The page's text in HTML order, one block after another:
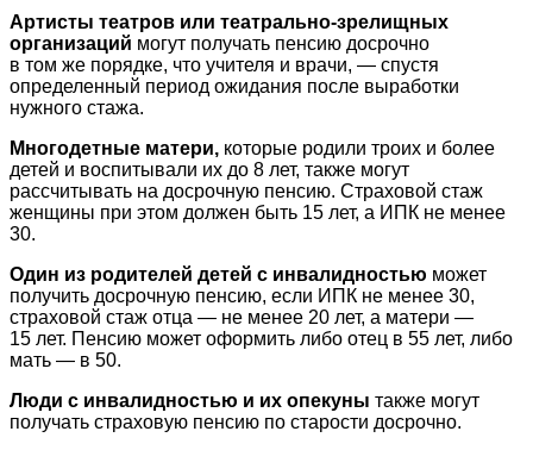
Артисты театров или театрально-зрелищных
организаций могут получать пенсию досрочно
в том же порядке, что учителя и врачи, — спустя
определенный период ожидания после выработки
нужного стажа.
Многодетные матери, которые родили троих и более
детей и воспитывали их до 8 лет, также могут
рассчитывать на досрочную пенсию. Страховой стаж
женщины при этом должен быть 15 лет, а ИПК не менее
30.
Один из родителей детей с инвалидностью может
получить досрочную пенсию, если ИПК не менее 30,
страховой стаж отца — не менее 20 лет, а матери —
15 лет. Пенсию может оформить либо отец в 55 лет, либо
мать — в 50.
Люди с инвалидностью и их опекуны также могут
получать страховую пенсию по старости досрочно.